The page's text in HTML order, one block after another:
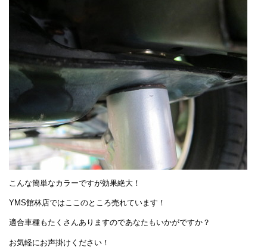
こんな簡単なカラーですが効果絶大！
YMS館林店ではここのところ売れています！
適合車種もたくさんありますのであなたもいかがですか？
お気軽にお声掛けください！